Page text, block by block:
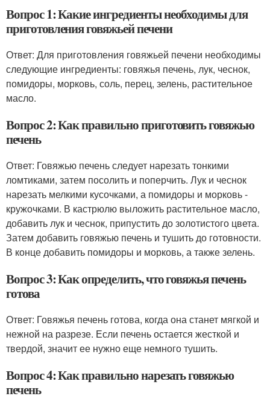
Вопрос 1: Какие ингредиенты необходимы для
приготовления говяжьей печени
Ответ: Для приготовления говяжьей печени необходимы
следующие ингредиенты: говяжья печень, лук, чеснок,
помидоры, морковь, соль, перец, зелень, растительное
масло.
Вопрос 2: Как правильно приготовить говяжью
печень
Ответ: Говяжью печень следует нарезать тонкими
ломтиками, затем посолить и поперчить. Лук и чеснок
нарезать мелкими кусочками, а помидоры и морковь -
кружочками. В кастрюлю выложить растительное масло,
добавить лук и чеснок, припустить до золотистого цвета.
Затем добавить говяжью печень и тушить до готовности.
В конце добавить помидоры и морковь, а также зелень.
Вопрос 3: Как определить, что говяжья печень
готова
Ответ: Говяжья печень готова, когда она станет мягкой и
нежной на разрезе. Если печень остается жесткой и
твердой, значит ее нужно еще немного тушить.
Вопрос 4: Как правильно нарезать говяжью
печень